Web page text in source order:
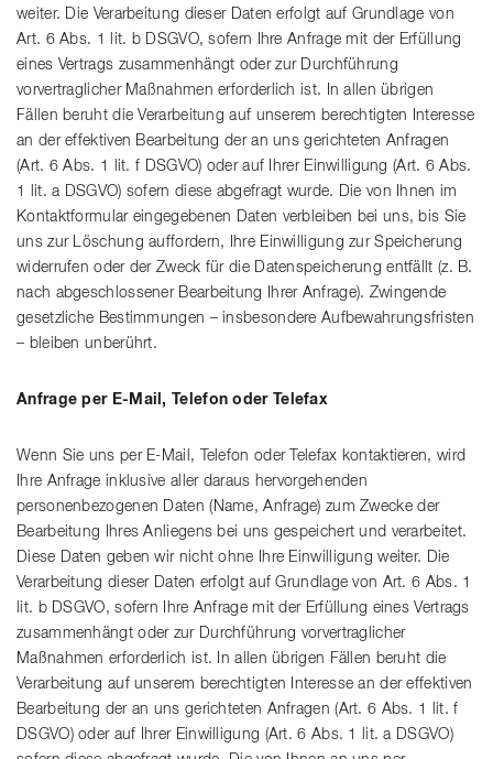
weiter. Die Verarbeitung dieser Daten erfolgt auf Grundlage von
Art. 6 Abs. 1 lit. b DSGVO, sofern Ihre Anfrage mit der Erfüllung
eines Vertrags zusammenhängt oder zur Durchführung
vorvertraglicher Maßnahmen erforderlich ist. In allen übrigen
Fällen beruht die Verarbeitung auf unserem berechtigten Interesse
an der effektiven Bearbeitung der an uns gerichteten Anfragen
(Art. 6 Abs. 1 lit. f DSGVO) oder auf Ihrer Einwilligung (Art. 6 Abs.
1 lit. a DSGVO) sofern diese abgefragt wurde. Die von Ihnen im
Kontaktformular eingegebenen Daten verbleiben bei uns, bis Sie
uns zur Löschung auffordern, Ihre Einwilligung zur Speicherung
widerrufen oder der Zweck für die Datenspeicherung entfällt (z. B.
nach abgeschlossener Bearbeitung Ihrer Anfrage). Zwingende
gesetzliche Bestimmungen – insbesondere Aufbewahrungsfristen
– bleiben unberührt.
Anfrage per E-Mail, Telefon oder Telefax
Wenn Sie uns per E-Mail, Telefon oder Telefax kontaktieren, wird
Ihre Anfrage inklusive aller daraus hervorgehenden
personenbezogenen Daten (Name, Anfrage) zum Zwecke der
Bearbeitung Ihres Anliegens bei uns gespeichert und verarbeitet.
Diese Daten geben wir nicht ohne Ihre Einwilligung weiter. Die
Verarbeitung dieser Daten erfolgt auf Grundlage von Art. 6 Abs. 1
lit. b DSGVO, sofern Ihre Anfrage mit der Erfüllung eines Vertrags
zusammenhängt oder zur Durchführung vorvertraglicher
Maßnahmen erforderlich ist. In allen übrigen Fällen beruht die
Verarbeitung auf unserem berechtigten Interesse an der effektiven
Bearbeitung der an uns gerichteten Anfragen (Art. 6 Abs. 1 lit. f
DSGVO) oder auf Ihrer Einwilligung (Art. 6 Abs. 1 lit. a DSGVO)